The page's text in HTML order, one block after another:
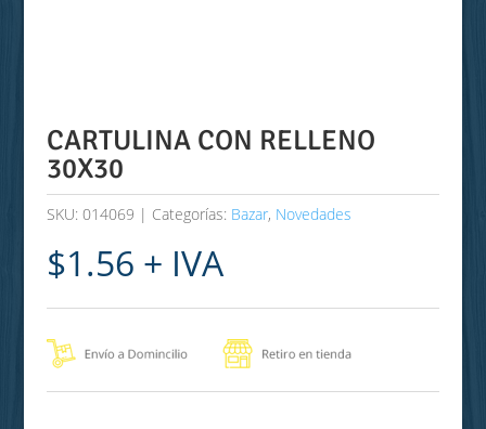
CARTULINA CON RELLENO
30X30
SKU: 014069 Categorías: Bazar, Novedades
$1.56 + IVA